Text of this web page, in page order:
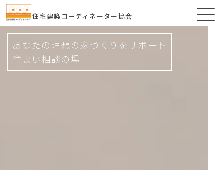
住宅建築コーディネーター協会
あなたの理想の家づくりをサポート
住まい相談の場